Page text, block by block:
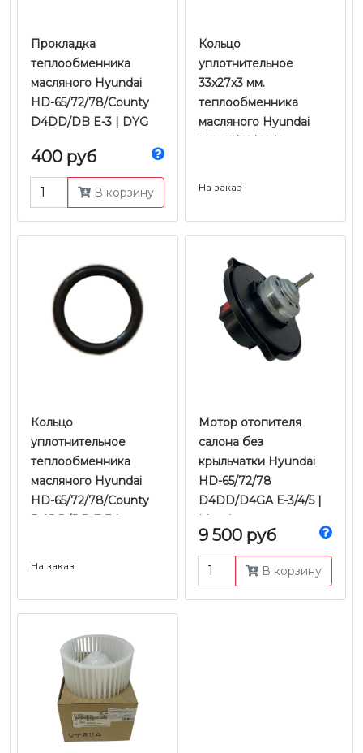
Прокладка
теплообменника
масляного Hyundai
HD-65/72/78/County
D4DD/DB E-3 | DYG
400 руб
В корзину
Кольцо
уплотнительное
33x27x3 мм.
теплообменника
масляного Hyundai
HD-65/72/78/County
На заказ
Кольцо
уплотнительное
теплообменника
масляного Hyundai
HD-65/72/78/County
D4DD/DB E-3 |
На заказ
Мотор отопителя
салона без
крыльчатки Hyundai
HD-65/72/78
D4DD/D4GA Е-3/4/5 |
Mando
9 500 руб
В корзину